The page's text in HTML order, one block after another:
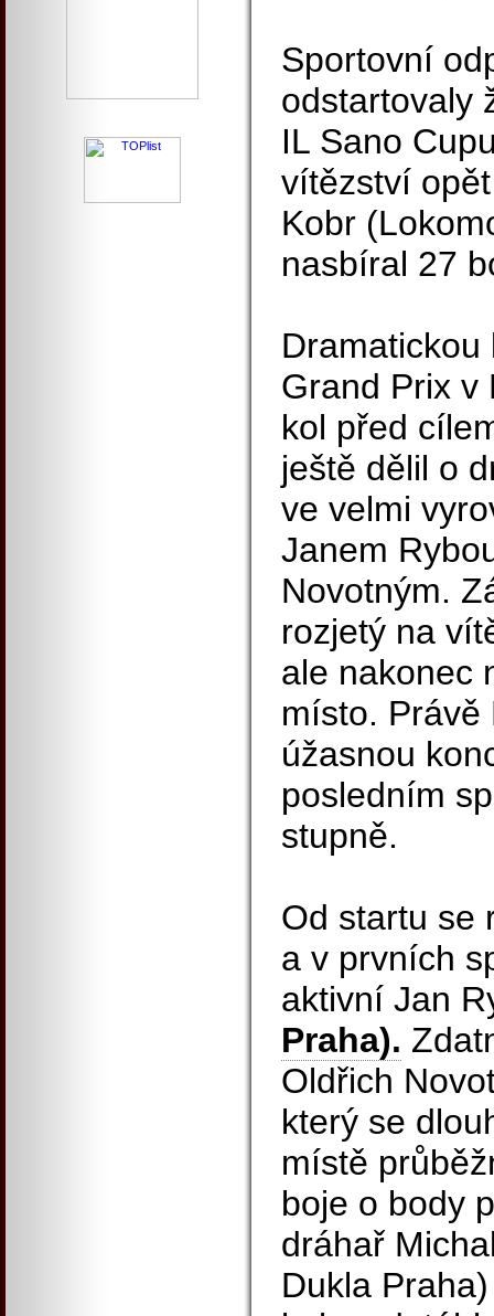
Sportovní
odstartovaly
IL Sano
vítězství
Kobr
nasbíral 27
Grand Prix v
kol před
ještě dělil o
ve velmi
Janem
Novotným.
rozjetý na
ale nakonec
místo. Právě
úžasnou
posledním
stupně.
Od startu se
a v prvních
aktivní Jan
Praha).
Oldřich
který se
místě
boje o body
dráhař
Dukla